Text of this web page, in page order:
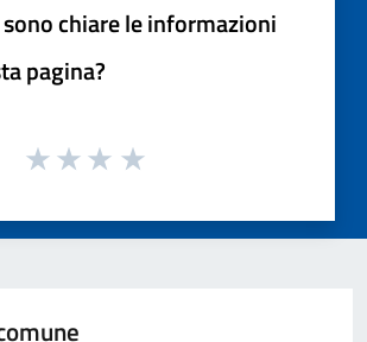
chiare le informazioni
pagina?